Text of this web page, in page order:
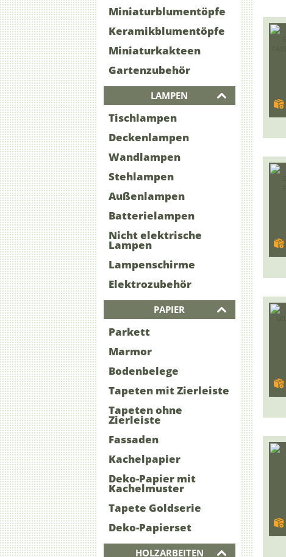
Miniaturblumentöpfe
Keramikblumentöpfe
Miniaturkakteen
Gartenzubehör
LAMPEN
Tischlampen
Deckenlampen
Wandlampen
Stehlampen
Außenlampen
Batterielampen
Nicht elektrische
Lampen
Lampenschirme
Elektrozubehör
PAPIER
Parkett
Marmor
Bodenbelege
Tapeten mit Zierleiste
Tapeten ohne
Zierleiste
Fassaden
Kachelpapier
Deko-Papier mit
Kachelmuster
Tapete Goldserie
Deko-Papierset
HOLZARBEITEN